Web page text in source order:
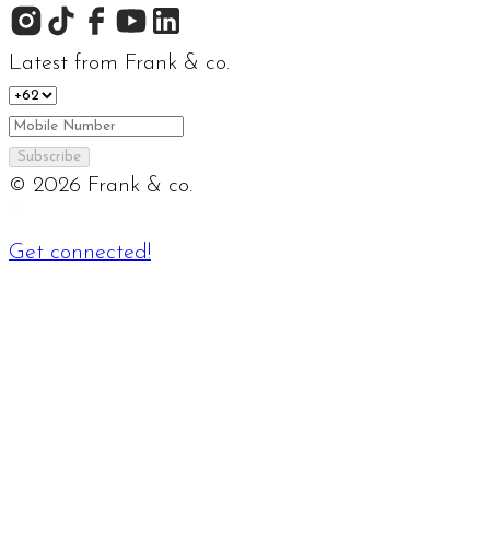
Latest from Frank & co.
Subscribe
© 2026 Frank & co.
Get connected!